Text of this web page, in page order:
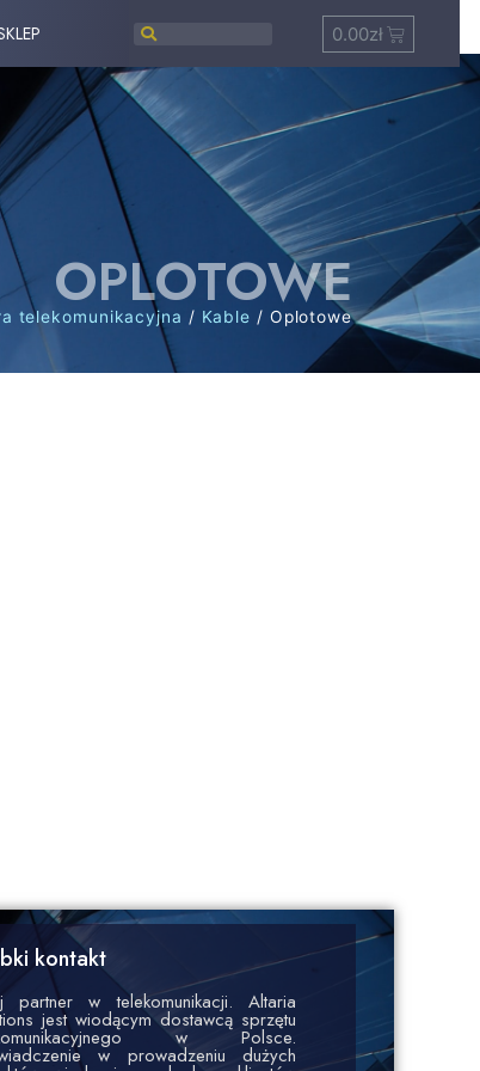
0.00zł
OPLOTOWE
telekomunikacyjna / Kable / Oplotowe
kontakt
partner w telekomunikacji. Altaria
jest wiodącym dostawcą sprzętu
w Polsce.
w prowadzeniu dużych